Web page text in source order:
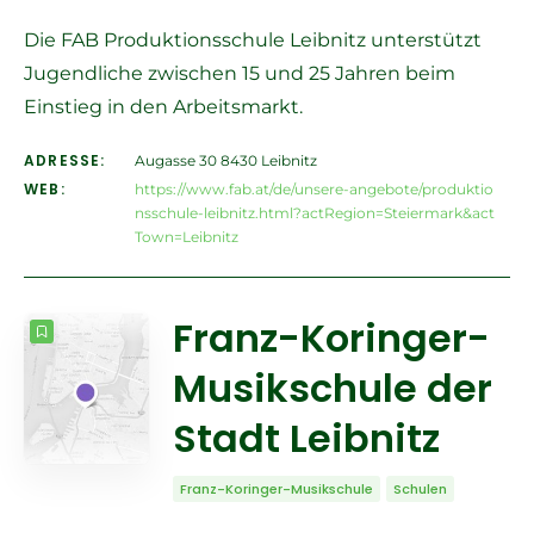
Die FAB Produktionsschule Leibnitz unterstützt
Jugendliche zwischen 15 und 25 Jahren beim
Einstieg in den Arbeitsmarkt.
ADRESSE: Augasse 30 8430 Leibnitz
WEB:
https://www.fab.at/de/unsere-angebote/produktio
nsschule-leibnitz.html?actRegion=Steiermark&act
Town=Leibnitz
Franz-Koringer-
Musikschule der
Stadt Leibnitz
Franz-Koringer-Musikschule Schulen